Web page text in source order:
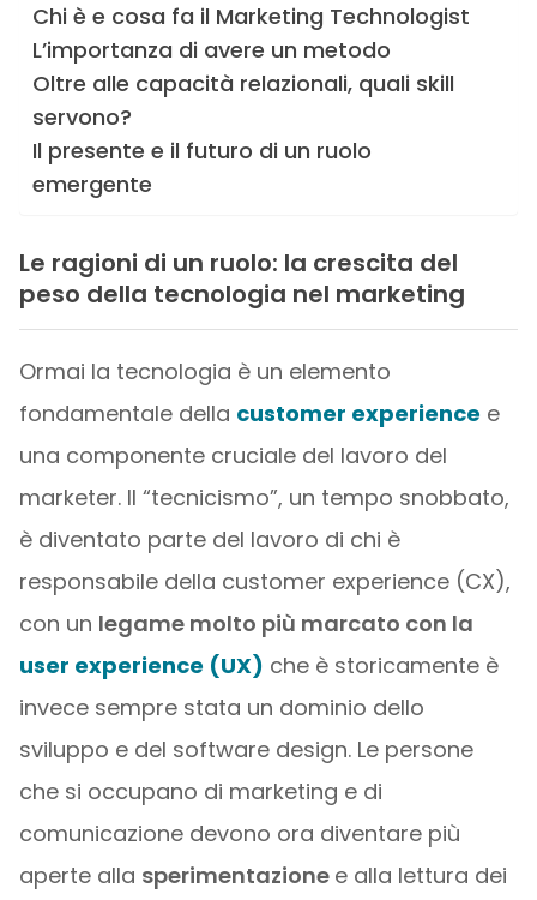
Chi è e cosa fa il Marketing Technologist
L’importanza di avere un metodo
Oltre alle capacità relazionali, quali skill
servono?
Il presente e il futuro di un ruolo
emergente
Le ragioni di un ruolo: la crescita del
peso della tecnologia nel marketing
Ormai la tecnologia è un elemento
fondamentale della customer experience e
una componente cruciale del lavoro del
marketer. Il “tecnicismo”, un tempo snobbato,
è diventato parte del lavoro di chi è
responsabile della customer experience (CX),
con un legame molto più marcato con la
user experience (UX) che è storicamente è
invece sempre stata un dominio dello
sviluppo e del software design. Le persone
che si occupano di marketing e di
comunicazione devono ora diventare più
aperte alla sperimentazione e alla lettura dei